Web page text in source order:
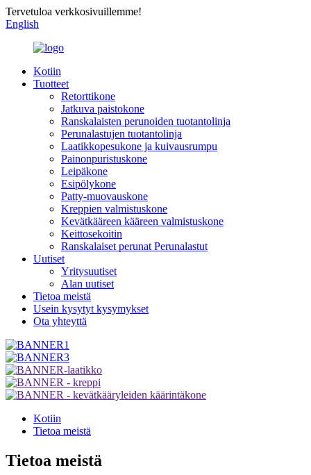
Tervetuloa verkkosivuillemme!
English
Kotiin
Tuotteet
Retorttikone
Jatkuva paistokone
Ranskalaisten perunoiden tuotantolinja
Perunalastujen tuotantolinja
Laatikkopesukone ja kuivausrumpu
Painonpuristuskone
Leipäkone
Esipölykone
Patty-muovauskone
Kreppien valmistuskone
Kevätkääreen kääreen valmistuskone
Keittosekoitin
Ranskalaiset perunat Perunalastut
Uutiset
Yritysuutiset
Alan uutiset
Tietoa meistä
Usein kysytyt kysymykset
Ota yhteyttä
Kotiin
Tietoa meistä
Tietoa meistä